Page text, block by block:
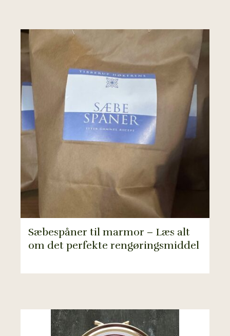
Sæbespåner til marmor – Læs alt
om det perfekte rengøringsmiddel